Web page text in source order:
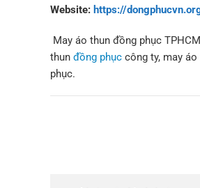
Website: https://
May áo thun đồng phục
thun đồng phục công ty, may
phục.